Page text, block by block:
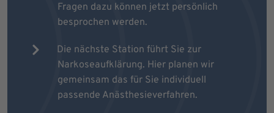
Fragen dazu können jetzt persönlich
besprochen werden.
Die nächste Station führt Sie zur
Narkoseaufklärung. Hier planen wir
gemeinsam das für Sie individuell
passende Anästhesieverfahren.